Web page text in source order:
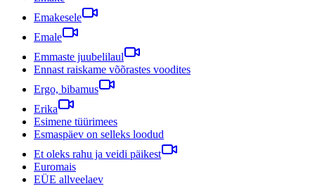
Emakesele
Emale
Emmaste juubelilaul
Ennast raiskame võõrastes voodites
Ergo, bibamus
Erika
Esimene tüürimees
Esmaspäev on selleks loodud
Et oleks rahu ja veidi päikest
Euromais
EÜE allveelaev